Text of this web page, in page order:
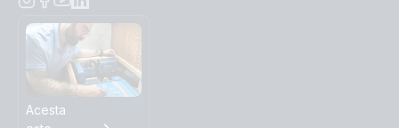
Acesta